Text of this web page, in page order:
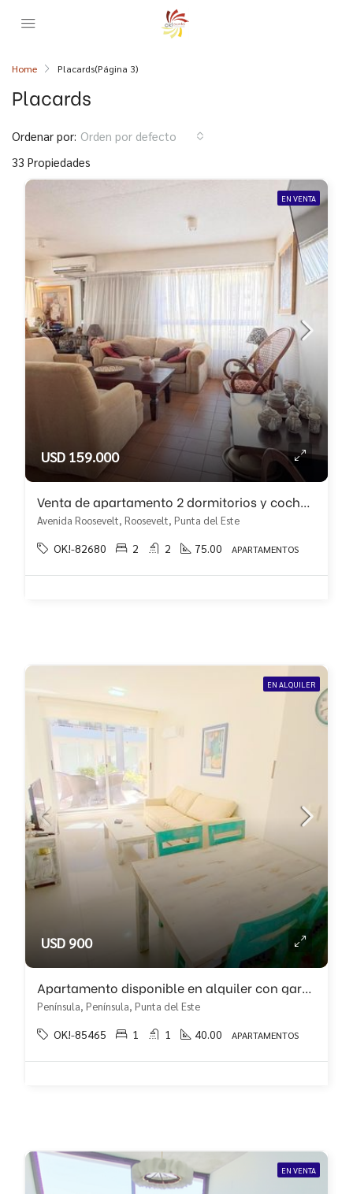
Home Placards(Página 3)
Placards
33 Propiedades
Ordenar por: Orden por defecto
EN VENTA
USD 159.000
Venta de apartamento 2 dormitorios y cochera bien ubicado!!
Avenida Roosevelt, Roosevelt, Punta del Este
OK!-82680 2 2 75.00 APARTAMENTOS
EN ALQUILER
USD 900
Apartamento disponible en alquiler con garaje en subsuelo!
Península, Península, Punta del Este
OK!-85465 1 1 40.00 APARTAMENTOS
EN VENTA